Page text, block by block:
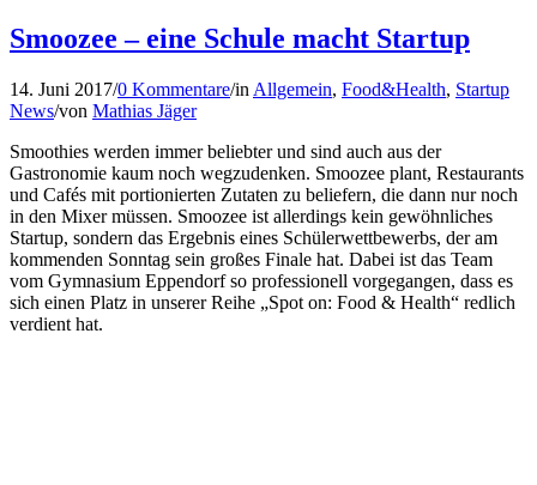
Smoozee – eine Schule macht Startup
14. Juni 2017/0 Kommentare/in Allgemein, Food&Health, Startup
News/von Mathias Jäger
Smoothies werden immer beliebter und sind auch aus der
Gastronomie kaum noch wegzudenken. Smoozee plant, Restaurants
und Cafés mit portionierten Zutaten zu beliefern, die dann nur noch
in den Mixer müssen. Smoozee ist allerdings kein gewöhnliches
Startup, sondern das Ergebnis eines Schülerwettbewerbs, der am
kommenden Sonntag sein großes Finale hat. Dabei ist das Team
vom Gymnasium Eppendorf so professionell vorgegangen, dass es
sich einen Platz in unserer Reihe „Spot on: Food & Health“ redlich
verdient hat.